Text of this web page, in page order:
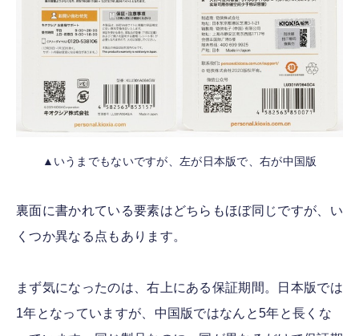
▲いうまでもないですが、左が日本版で、右が中国版
裏面に書かれている要素はどちらもほぼ同じですが、い
くつか異なる点もあります。
まず気になったのは、右上にある保証期間。日本版では
1年となっていますが、中国版ではなんと5年と長くな